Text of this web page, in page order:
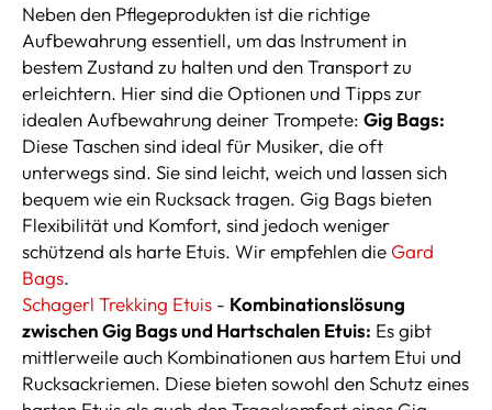
Neben den Pflegeprodukten ist die richtige
Aufbewahrung essentiell, um das Instrument in
bestem Zustand zu halten und den Transport zu
erleichtern. Hier sind die Optionen und Tipps zur
idealen Aufbewahrung deiner Trompete: Gig Bags:
Diese Taschen sind ideal für Musiker, die oft
unterwegs sind. Sie sind leicht, weich und lassen sich
bequem wie ein Rucksack tragen. Gig Bags bieten
Flexibilität und Komfort, sind jedoch weniger
schützend als harte Etuis. Wir empfehlen die Gard
Bags.
Schagerl Trekking Etuis - Kombinationslösung
zwischen Gig Bags und Hartschalen Etuis: Es gibt
mittlerweile auch Kombinationen aus hartem Etui und
Rucksackriemen. Diese bieten sowohl den Schutz eines